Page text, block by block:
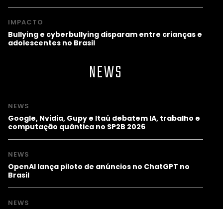
IMPACTO
Bullying e cyberbullying disparam entre crianças e
adolescentes no Brasil
NEWS
NEWS
Google, Nvidia, Gupy e Itaú debatem IA, trabalho e
computação quântica no SP2B 2026
NEWS
OpenAI lança piloto de anúncios no ChatGPT no
Brasil
NEWS